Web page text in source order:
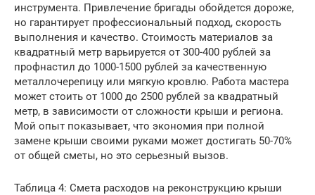
инструмента. Привлечение бригады обойдется дороже,
но гарантирует профессиональный подход, скорость
выполнения и качество. Стоимость материалов за
квадратный метр варьируется от 300-400 рублей за
профнастил до 1000-1500 рублей за качественную
металлочерепицу или мягкую кровлю. Работа мастера
может стоить от 1000 до 2500 рублей за квадратный
метр, в зависимости от сложности крыши и региона.
Мой опыт показывает, что экономия при полной
замене крыши своими руками может достигать 50-70%
от общей сметы, но это серьезный вызов.
Таблица 4: Смета расходов на реконструкцию крыши